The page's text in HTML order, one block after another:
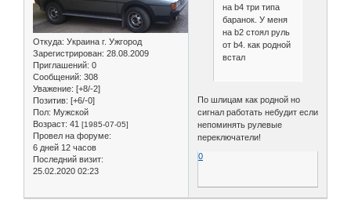
Откуда: Украина г. Ужгород
Зарегистрирован: 28.08.2009
Приглашений: 0
Сообщений: 308
Уважение: [+8/-2]
Позитив: [+6/-0]
Пол: Мужской
Возраст: 41 [1985-07-05]
Провел на форуме:
6 дней 12 часов
Последний визит:
25.02.2020 02:23
на b4 три типа
баранок. У меня
на b2 стоял руль
от b4. как родной
встал
По шлицам как родной но
сигнал работать небудит если
непоминять рулевые
переключатели!
0